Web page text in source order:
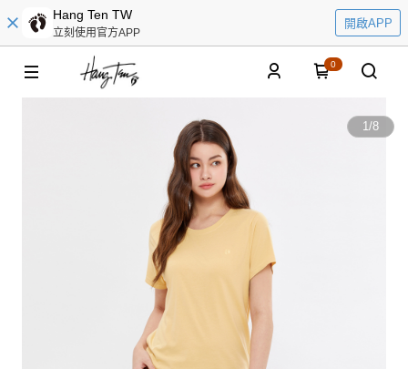
Hang Ten TW
立刻使用官方APP
開啟APP
0
1/8